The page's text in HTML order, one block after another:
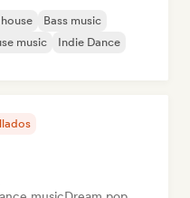
Bass music
music
Indie Dance